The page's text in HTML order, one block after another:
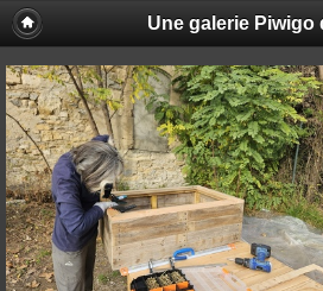
Une galerie Piwigo